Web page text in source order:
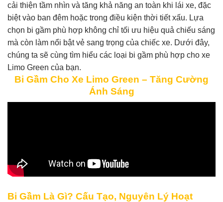
cải thiện tầm nhìn và tăng khả năng an toàn khi lái xe, đặc
biệt vào ban đêm hoặc trong điều kiện thời tiết xấu. Lựa
chọn bi gầm phù hợp không chỉ tối ưu hiệu quả chiếu sáng
mà còn làm nổi bật vẻ sang trọng của chiếc xe. Dưới đây,
chúng ta sẽ cùng tìm hiểu các loại bi gầm phù hợp cho xe
Limo Green của bạn.
Bi Gầm Cho Xe Limo Green – Tăng Cường
Ánh Sáng
Bi Gầm Là Gì? Cấu Tạo, Nguyên Lý Hoạt